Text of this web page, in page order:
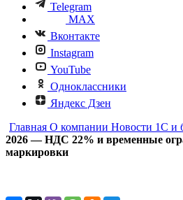
Telegram
MAX
Вконтакте
Instagram
YouTube
Одноклассники
Яндекс Дзен
Главная О компании Новости 1С и
2026 — НДС 22% и временные
маркировки